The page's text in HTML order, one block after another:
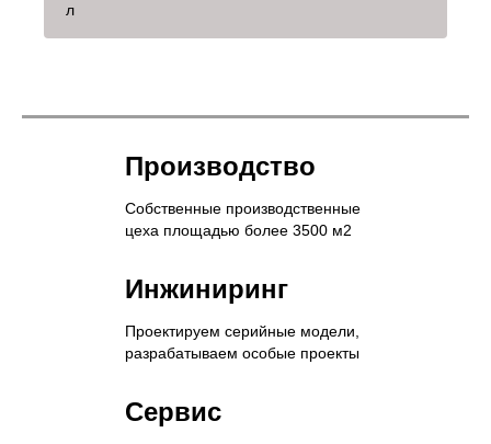
л
Производство
Собственные производственные
цеха площадью более 3500 м2
Инжиниринг
Проектируем серийные модели,
разрабатываем особые проекты
Сервис